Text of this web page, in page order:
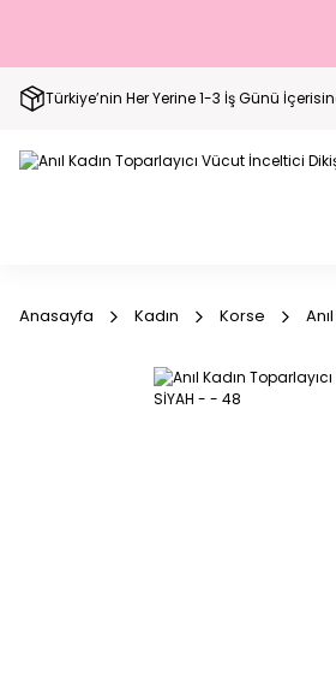
Türkiye’nin Her Yerine 1-3 İş Günü
Anasayfa Kadın Korse